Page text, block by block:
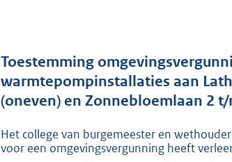
d
s
g
o
o
Toestemming
warmtepompinstallaties aan
(oneven) en Zonnebloemlaan 2
Het college van burgemeester en
voor een omgevingsvergunning heeft